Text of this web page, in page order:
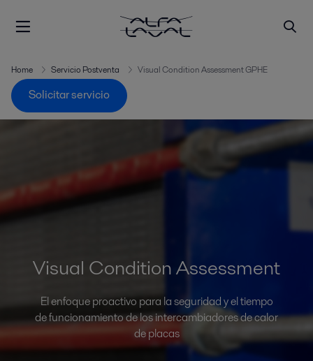
Home Servicio Postventa Visual Condition Assessment GPHE
Solicitar servicio
Visual Condition Assessment
El enfoque proactivo para la seguridad y el tiempo
de funcionamiento de los intercambiadores de calor
de placas